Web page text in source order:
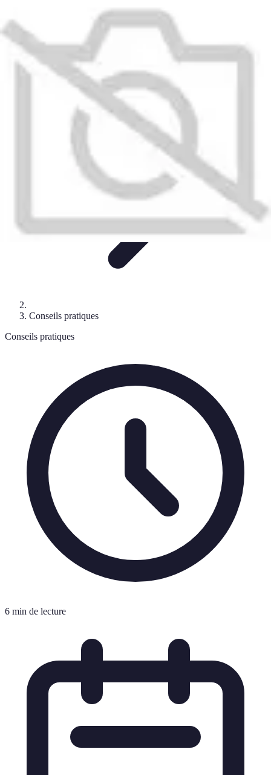
Accompagnement Funéraire
Accompagnement Funéraire
Conseils
Conseils PratiquesÉvaluation des Services
Accompagnement Funéraire
Conseils pratiques
Conseils pratiques
6 min de lecture